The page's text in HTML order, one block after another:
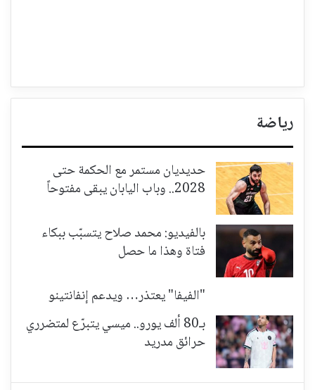
رياضة
حديديان مستمر مع الحكمة حتى
2028.. وباب اليابان يبقى مفتوحاً
بالفيديو: محمد صلاح يتسبّب ببكاء
فتاة وهذا ما حصل
"الفيفا" يعتذر… ويدعم إنفانتينو
بـ80 ألف يورو.. ميسي يتبرّع لمتضرري
حرائق مدريد